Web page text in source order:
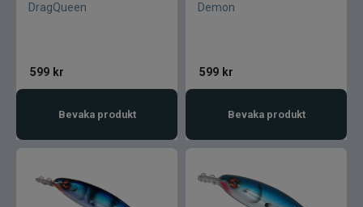
Trouthunter
UNI produkter
UTC produkter
DragQueen
599 kr
Bevaka produkt
Demon
599 kr
Bevaka produkt